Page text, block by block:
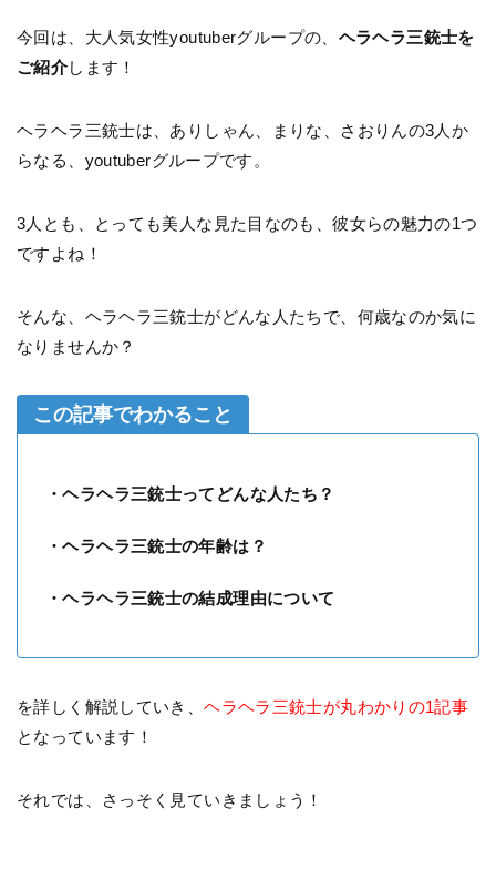
今回は、大人気女性youtuberグループの、 ヘラヘラ三銃士を
ご紹介します！
ヘラヘラ三銃士は、ありしゃん、まりな、さおりんの3人か
らなる、youtuberグループです。
3人とも、とっても美人な見た目なのも、彼女らの魅力の1つ
ですよね！
そんな、ヘラヘラ三銃士がどんな人たちで、何歳なのか気に
なりませんか？
この記事でわかること
・ヘラヘラ三銃士ってどんな人たち？
・ヘラヘラ三銃士の年齢は？
・ヘラヘラ三銃士の結成理由について
を詳しく解説していき、ヘラヘラ三銃士が丸わかりの1記事
となっています！
それでは、さっそく見ていきましょう！